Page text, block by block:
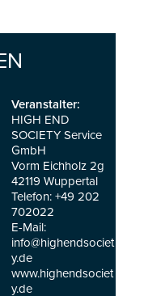
Veranstalter:
HIGH END
SOCIETY Service
GmbH
Vorm Eichholz 2g
42119 Wuppertal
Telefon: +49 202
702022
E-Mail:
info@highendsociet
y.de
www.highendsociet
y.de